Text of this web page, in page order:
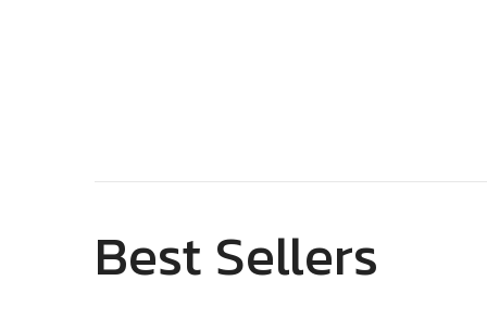
Best Sellers